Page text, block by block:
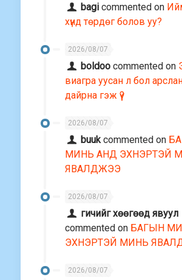
bagi commented on
хүнд төрдөг болов уу?
2026/08/07
boldoo commented on
виагра уусан л бол
дайрна гэж үү?
2026/08/07
buuk commented on
МИНЬ АНД ЭХНЭРТЭЙ
ЯВАЛДЖЭЭ
2026/08/07
гичийг хөөгөөд явуул
commented on БАГЫН
ЭХНЭРТЭЙ МИНЬ
2026/08/07